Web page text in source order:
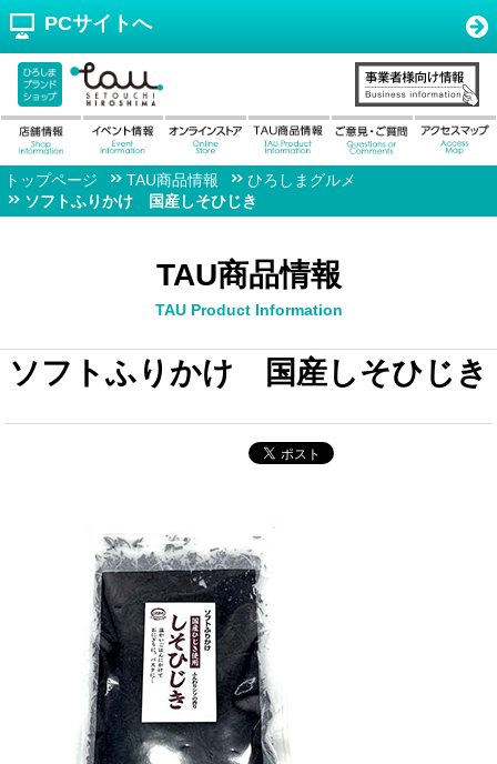
PCサイトへ
トップページ TAU商品情報
ひろしまグルメ
ソフトふりかけ 国産しそひじき
TAU商品情報
TAU Product Information
ソフトふりかけ 国産しそひじき